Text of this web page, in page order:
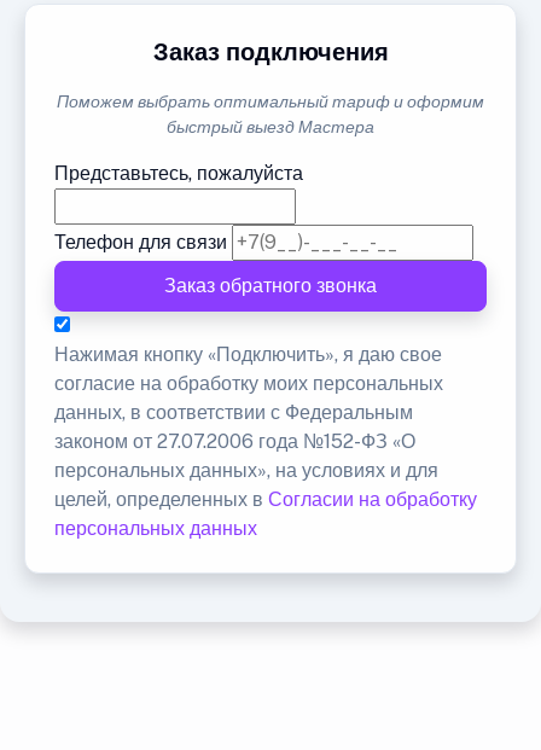
Заказ подключения
Поможем выбрать оптимальный тариф и оформим
быстрый выезд Мастера
Представьтесь, пожалуйста
Телефон для связи
Заказ обратного звонка
Нажимая кнопку «Подключить», я даю свое
согласие на обработку моих персональных
данных, в соответствии с Федеральным
законом от 27.07.2006 года №152-ФЗ «О
персональных данных», на условиях и для
целей, определенных в Согласии на обработку
персональных данных